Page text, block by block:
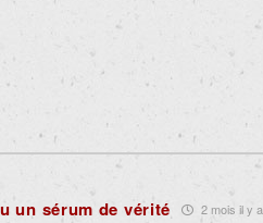
un sérum de vérité 2 mois il y a